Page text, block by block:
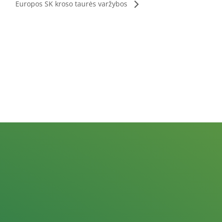
Europos SK kroso taurės varžybos